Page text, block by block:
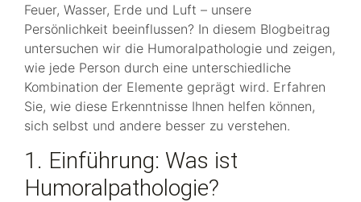
Feuer, Wasser, Erde und Luft – unsere
Persönlichkeit beeinflussen? In diesem Blogbeitrag
untersuchen wir die Humoralpathologie und zeigen,
wie jede Person durch eine unterschiedliche
Kombination der Elemente geprägt wird. Erfahren
Sie, wie diese Erkenntnisse Ihnen helfen können,
sich selbst und andere besser zu verstehen.
1. Einführung: Was ist
Humoralpathologie?